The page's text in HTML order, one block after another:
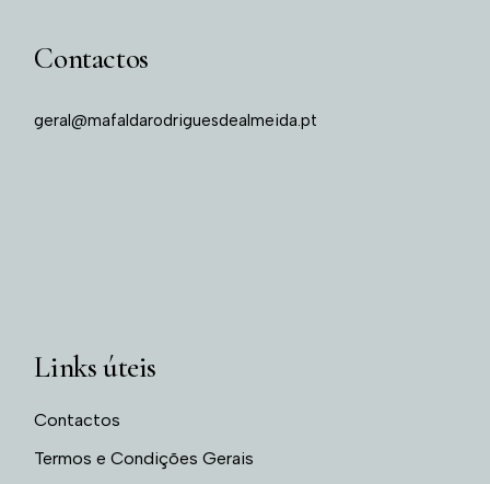
Contactos
geral@mafaldarodriguesdealmeida.pt
Links úteis
Contactos
Termos e Condições Gerais